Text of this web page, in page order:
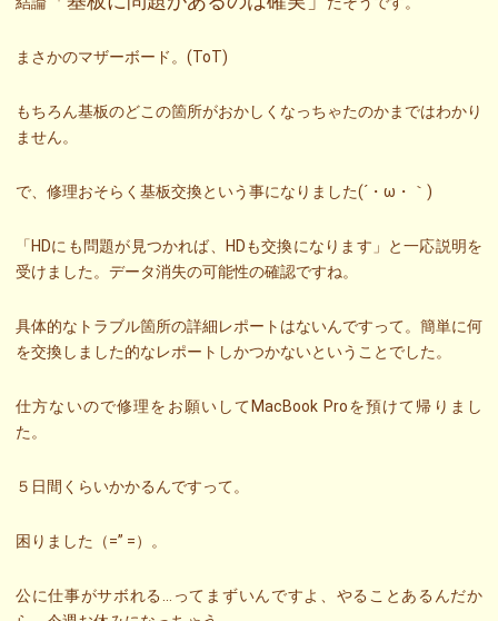
まさかのマザーボード。(ToT)
もちろん基板のどこの箇所がおかしくなっちゃたのかまではわかり
ません。
で、修理おそらく基板交換という事になりました(´・ω・｀)
「HDにも問題が見つかれば、HDも交換になります」と一応説明を
受けました。データ消失の可能性の確認ですね。
具体的なトラブル箇所の詳細レポートはないんですって。簡単に何
を交換しました的なレポートしかつかないということでした。
仕方ないので修理をお願いしてMacBook Proを預けて帰りまし
た。
５日間くらいかかるんですって。
困りました（=” =）。
公に仕事がサボれる…ってまずいんですよ、やることあるんだか